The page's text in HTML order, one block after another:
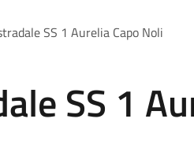
SS 1 Aurelia Capo Noli
SS 1